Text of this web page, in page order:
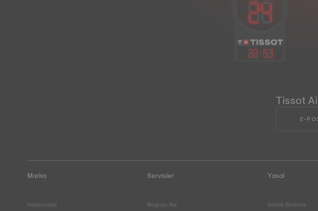
22:53
Tissot
E-
Marka
Hakkımızda
Servisler
Mağaza Bul
Yasal
Gizlilik Bildirimi